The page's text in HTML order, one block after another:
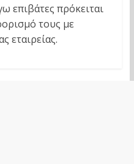
επιβάτες πρόκειται
τους με
εταιρείας.